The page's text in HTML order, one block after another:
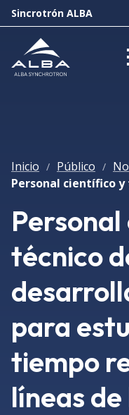
Sincrotrón ALBA
Inicio / Público /
técnico
para
tiempo
líneas de